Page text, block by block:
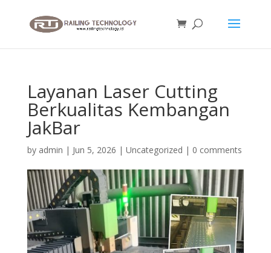
Layanan Laser Cutting
Berkualitas Kembangan
JakBar
by admin | Jun 5, 2026 | Uncategorized | 0 comments